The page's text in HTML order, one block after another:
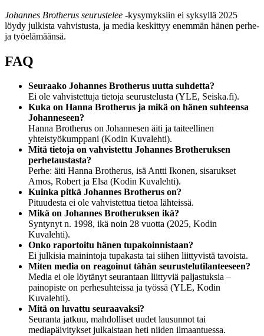
Johannes Brotherus seurustelee -kysymyksiin ei syksyllä 2025
löydy julkista vahvistusta, ja media keskittyy enemmän hänen perhe-
ja työelämäänsä.
FAQ
Seuraako Johannes Brotherus uutta suhdetta?
Ei ole vahvistettuja tietoja seurustelusta (YLE, Seiska.fi).
Kuka on Hanna Brotherus ja mikä on hänen suhteensa
Johanneseen?
Hanna Brotherus on Johannesen äiti ja taiteellinen
yhteistyökumppani (Kodin Kuvalehti).
Mitä tietoja on vahvistettu Johannes Brotheruksen
perhetaustasta?
Perhe: äiti Hanna Brotherus, isä Antti Ikonen, sisarukset
Amos, Robert ja Elsa (Kodin Kuvalehti).
Kuinka pitkä Johannes Brotherus on?
Pituudesta ei ole vahvistettua tietoa lähteissä.
Mikä on Johannes Brotheruksen ikä?
Syntynyt n. 1998, ikä noin 28 vuotta (2025, Kodin
Kuvalehti).
Onko raportoitu hänen tupakoinnistaan?
Ei julkisia mainintoja tupakasta tai siihen liittyvistä tavoista.
Miten media on reagoinut tähän seurustelutilanteeseen?
Media ei ole löytänyt seurantaan liittyviä paljastuksia –
painopiste on perhesuhteissa ja työssä (YLE, Kodin
Kuvalehti).
Mitä on luvattu seuraavaksi?
Seuranta jatkuu, mahdolliset uudet lausunnot tai
mediapäivitykset julkaistaan heti niiden ilmaantuessa.